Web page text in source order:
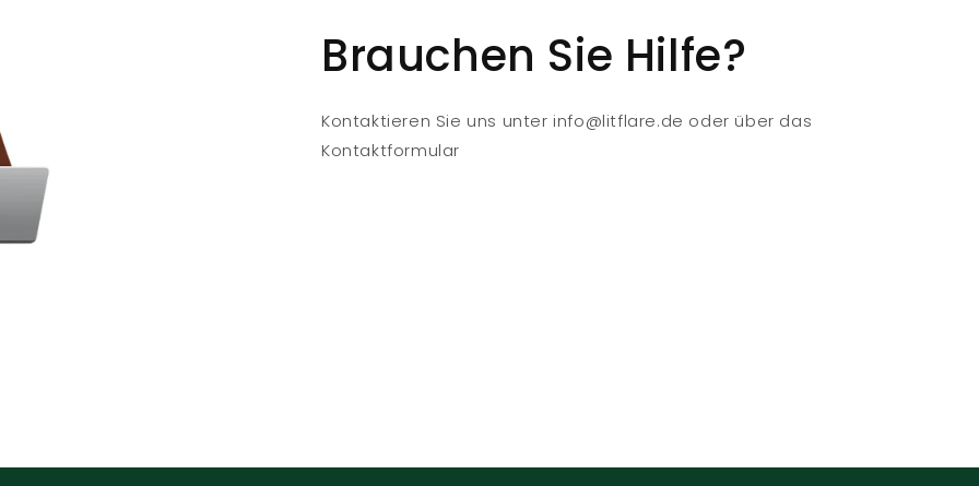
Brauchen Sie Hilfe?
Kontaktieren Sie uns unter info@litflare.de oder über das
Kontaktformular